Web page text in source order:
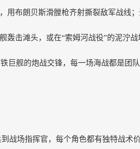
用布朗贝斯滑膛枪齐射撕裂敌军战线
轰击滩头，或在“索姆河战役”的泥泞战
巨舰的炮战交锋，每一场海战都是团
战场指挥官，每个角色都有独特战术价